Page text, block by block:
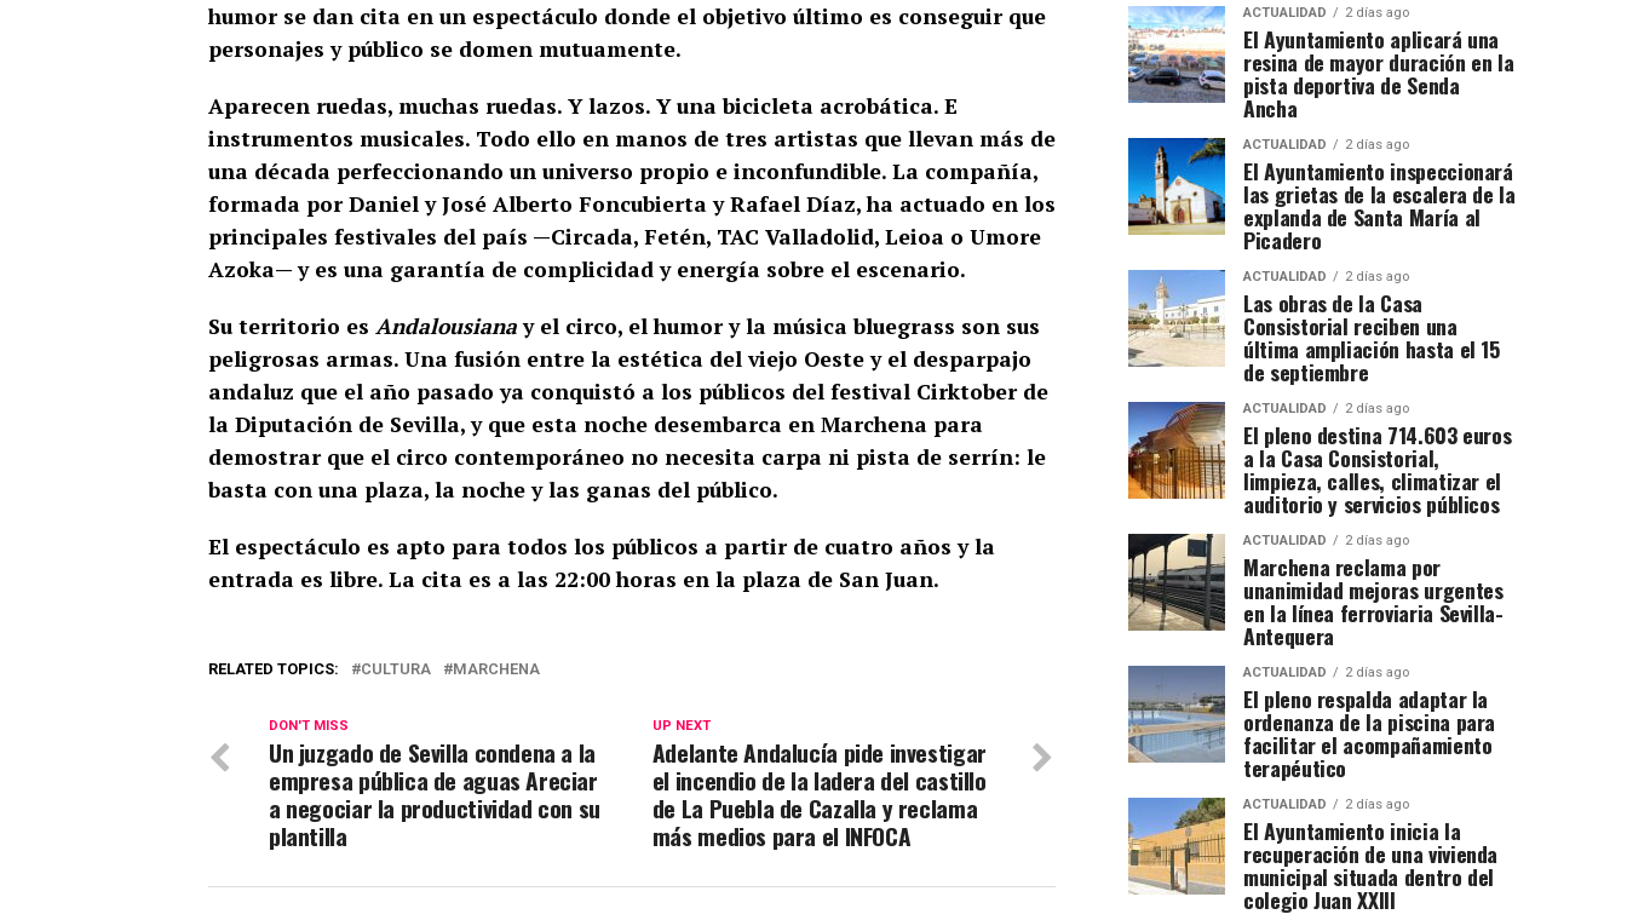
humor se dan cita en un espectáculo donde el objetivo último es conseguir que
personajes y público se domen mutuamente.
Aparecen ruedas, muchas ruedas. Y lazos. Y una bicicleta acrobática. E
instrumentos musicales. Todo ello en manos de tres artistas que llevan más de
una década perfeccionando un universo propio e inconfundible. La compañía,
formada por Daniel y José Alberto Foncubierta y Rafael Díaz, ha actuado en los
principales festivales del país —Circada, Fetén, TAC Valladolid, Leioa o Umore
Azoka— y es una garantía de complicidad y energía sobre el escenario.
Su territorio es Andalousianay el circo, el humor y la música bluegrass son sus
peligrosas armas. Una fusión entre la estética del viejo Oeste y el desparpajo
andaluz que el año pasado ya conquistó a los públicos del festival Cirktober de
la Diputación de Sevilla, y que esta noche desembarca en Marchena para
demostrar que el circo contemporáneo no necesita carpa ni pista de serrín: le
basta con una plaza, la noche y las ganas del público.
El espectáculo es apto para todos los públicos a partir de cuatro años y la
entrada es libre. La cita es a las 22:00 horas en la plaza de San Juan.
RELATED TOPICS: CULTURA MARCHENA
UP NEXT
Adelante Andalucía pide investigar
el incendio de la ladera del castillo
de La Puebla de Cazalla y reclama
más medios para el INFOCA
DON'T MISS
Un juzgado de Sevilla condena a la
empresa pública de aguas Areciar
a negociar la productividad con su
plantilla
ACTUALIDAD 2 días ago
El Ayuntamiento aplicará una
resina de mayor duración en la
pista deportiva de Senda
Ancha
ACTUALIDAD 2 días ago
El Ayuntamiento inspeccionará
las grietas de la escalera de la
explanda de Santa María al
Picadero
ACTUALIDAD 2 días ago
Las obras de la Casa
Consistorial reciben una
última ampliación hasta el 15
de septiembre
ACTUALIDAD 2 días ago
El pleno destina 714.603 euros
a la Casa Consistorial,
limpieza, calles, climatizar el
auditorio y servicios públicos
ACTUALIDAD 2 días ago
Marchena reclama por
unanimidad mejoras urgentes
en la línea ferroviaria Sevilla-
Antequera
ACTUALIDAD 2 días ago
El pleno respalda adaptar la
ordenanza de la piscina para
facilitar el acompañamiento
terapéutico
ACTUALIDAD 2 días ago
El Ayuntamiento inicia la
recuperación de una vivienda
municipal situada dentro del
colegio Juan XXIII